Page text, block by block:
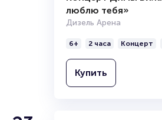
люблю тебя»
Дизель Арена
6+ 2 часа Концерт
Купить